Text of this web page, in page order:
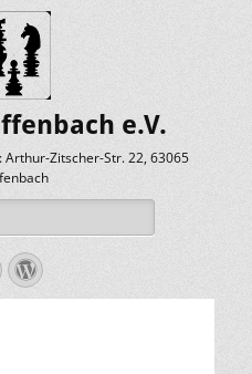
e.V.
Arthur-Zitscher-Str. 22, 63065
WordPress